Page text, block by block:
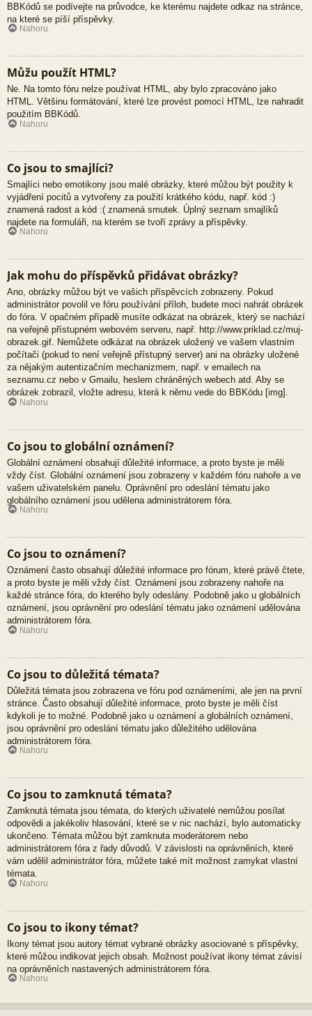
BBKódů se podívejte na průvodce, ke kterému najdete odkaz na stránce,
na které se píší příspěvky.
Nahoru
Můžu použít HTML?
Ne. Na tomto fóru nelze používat HTML, aby bylo zpracováno jako
HTML. Většinu formátování, které lze provést pomocí HTML, lze nahradit
použitím BBKódů.
Nahoru
Co jsou to smajlíci?
Smajlíci nebo emotikony jsou malé obrázky, které můžou být použity k
vyjádření pocitů a vytvořeny za použití krátkého kódu, např. kód :)
znamená radost a kód :( znamená smutek. Úplný seznam smajlíků
najdete na formuláři, na kterém se tvoří zprávy a příspěvky.
Nahoru
Jak mohu do příspěvků přidávat obrázky?
Ano, obrázky můžou být ve vašich příspěvcích zobrazeny. Pokud
administrátor povolil ve fóru používání příloh, budete moci nahrát obrázek
do fóra. V opačném případě musíte odkázat na obrázek, který se nachází
na veřejně přístupném webovém serveru, např. http://www.priklad.cz/muj-
obrazek.gif. Nemůžete odkázat na obrázek uložený ve vašem vlastním
počítači (pokud to není veřejně přístupný server) ani na obrázky uložené
za nějakým autentizačním mechanizmem, např. v emailech na
seznamu.cz nebo v Gmailu, heslem chráněných webech atd. Aby se
obrázek zobrazil, vložte adresu, která k němu vede do BBKódu [img].
Nahoru
Co jsou to globální oznámení?
Globální oznámení obsahují důležité informace, a proto byste je měli
vždy číst. Globální oznámení jsou zobrazeny v každém fóru nahoře a ve
vašem uživatelském panelu. Oprávnění pro odeslání tématu jako
globálního oznámení jsou udělena administrátorem fóra.
Nahoru
Co jsou to oznámení?
Oznámení často obsahují důležité informace pro fórum, které právě čtete,
a proto byste je měli vždy číst. Oznámení jsou zobrazeny nahoře na
každé stránce fóra, do kterého byly odeslány. Podobně jako u globálních
oznámení, jsou oprávnění pro odeslání tématu jako oznámení udělována
administrátorem fóra.
Nahoru
Co jsou to důležitá témata?
Důležitá témata jsou zobrazena ve fóru pod oznámeními, ale jen na první
stránce. Často obsahují důležité informace, proto byste je měli číst
kdykoli je to možné. Podobně jako u oznámení a globálních oznámení,
jsou oprávnění pro odeslání tématu jako důležitého udělována
administrátorem fóra.
Nahoru
Co jsou to zamknutá témata?
Zamknutá témata jsou témata, do kterých uživatelé nemůžou posílat
odpovědi a jakékoliv hlasování, které se v nic nachází, bylo automaticky
ukončeno. Témata můžou být zamknuta moderátorem nebo
administrátorem fóra z řady důvodů. V závislosti na oprávněních, které
vám udělil administrátor fóra, můžete také mít možnost zamykat vlastní
témata.
Nahoru
Co jsou to ikony témat?
Ikony témat jsou autory témat vybrané obrázky asociované s příspěvky,
které můžou indikovat jejich obsah. Možnost používat ikony témat závisí
na oprávněních nastavených administrátorem fóra.
Nahoru